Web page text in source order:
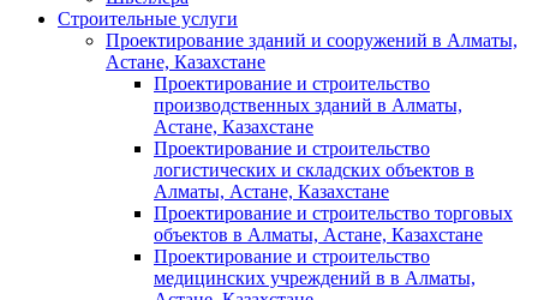
Строительные услуги
Проектирование зданий и сооружений в Алматы,
Астане, Казахстане
Проектирование и строительство
производственных зданий в Алматы,
Астане, Казахстане
Проектирование и строительство
логистических и складских объектов в
Алматы, Астане, Казахстане
Проектирование и строительство торговых
объектов в Алматы, Астане, Казахстане
Проектирование и строительство
медицинских учреждений в в Алматы,